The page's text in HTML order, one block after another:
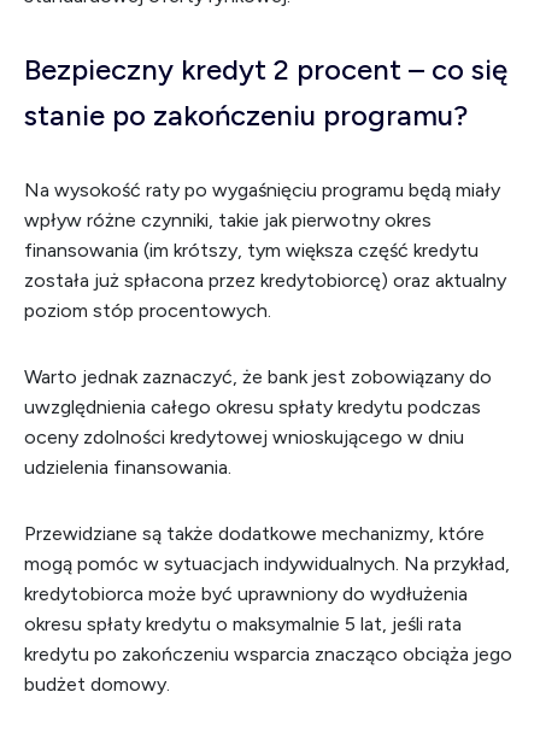
Bezpieczny kredyt 2 procent – co się
stanie po zakończeniu programu?
Na wysokość raty po wygaśnięciu programu będą miały
wpływ różne czynniki, takie jak pierwotny okres
finansowania (im krótszy, tym większa część kredytu
została już spłacona przez kredytobiorcę) oraz aktualny
poziom stóp procentowych.
Warto jednak zaznaczyć, że bank jest zobowiązany do
uwzględnienia całego okresu spłaty kredytu podczas
oceny zdolności kredytowej wnioskującego w dniu
udzielenia finansowania.
Przewidziane są także dodatkowe mechanizmy, które
mogą pomóc w sytuacjach indywidualnych. Na przykład,
kredytobiorca może być uprawniony do wydłużenia
okresu spłaty kredytu o maksymalnie 5 lat, jeśli rata
kredytu po zakończeniu wsparcia znacząco obciąża jego
budżet domowy.